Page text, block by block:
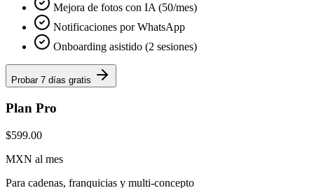
Mejora de fotos con IA (50/mes)
Notificaciones por WhatsApp
Onboarding asistido (2 sesiones)
Probar 7 días gratis
Plan Pro
$599.00
MXN al mes
Para cadenas, franquicias y multi-concepto